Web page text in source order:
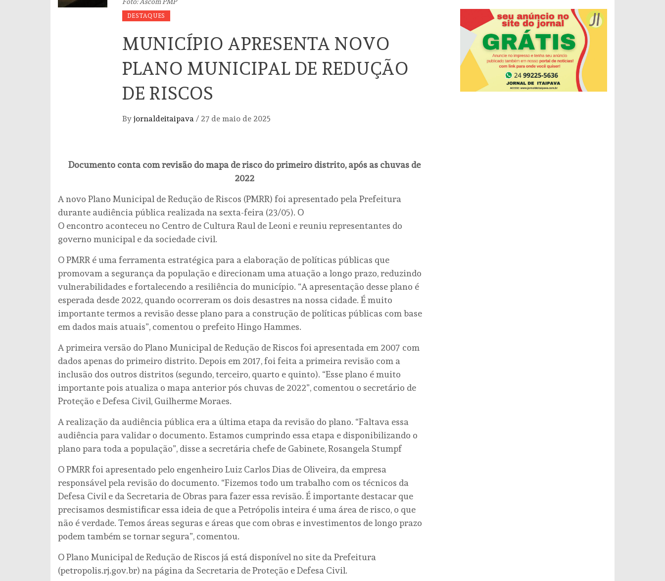
Foto: Ascom PMP
DESTAQUES
MUNICÍPIO APRESENTA NOVO
PLANO MUNICIPAL DE REDUÇÃO
DE RISCOS
By jornaldeitaipava / 27 de maio de 2025
Documento conta com revisão do mapa de risco do primeiro distrito, após as chuvas de
2022
A novo Plano Municipal de Redução de Riscos (PMRR) foi apresentado pela Prefeitura
durante audiência pública realizada na sexta-feira (23/05). O
O encontro aconteceu no Centro de Cultura Raul de Leoni e reuniu representantes do
governo municipal e da sociedade civil.
O PMRR é uma ferramenta estratégica para a elaboração de políticas públicas que
promovam a segurança da população e direcionam uma atuação a longo prazo, reduzindo
vulnerabilidades e fortalecendo a resiliência do município. “A apresentação desse plano é
esperada desde 2022, quando ocorreram os dois desastres na nossa cidade. É muito
importante termos a revisão desse plano para a construção de políticas públicas com base
em dados mais atuais”, comentou o prefeito Hingo Hammes.
A primeira versão do Plano Municipal de Redução de Riscos foi apresentada em 2007 com
dados apenas do primeiro distrito. Depois em 2017, foi feita a primeira revisão com a
inclusão dos outros distritos (segundo, terceiro, quarto e quinto). “Esse plano é muito
importante pois atualiza o mapa anterior pós chuvas de 2022”, comentou o secretário de
Proteção e Defesa Civil, Guilherme Moraes.
A realização da audiência pública era a última etapa da revisão do plano. “Faltava essa
audiência para validar o documento. Estamos cumprindo essa etapa e disponibilizando o
plano para toda a população”, disse a secretária chefe de Gabinete, Rosangela Stumpf
O PMRR foi apresentado pelo engenheiro Luiz Carlos Dias de Oliveira, da empresa
responsável pela revisão do documento. “Fizemos todo um trabalho com os técnicos da
Defesa Civil e da Secretaria de Obras para fazer essa revisão. É importante destacar que
precisamos desmistificar essa ideia de que a Petrópolis inteira é uma área de risco, o que
não é verdade. Temos áreas seguras e áreas que com obras e investimentos de longo prazo
podem também se tornar segura”, comentou.
O Plano Municipal de Redução de Riscos já está disponível no site da Prefeitura
(petropolis.rj.gov.br) na página da Secretaria de Proteção e Defesa Civil.